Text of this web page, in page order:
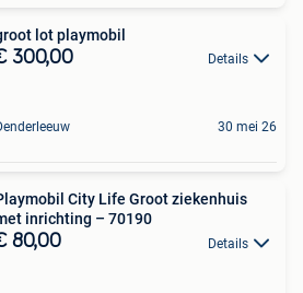
lot playmobil
300,00 Details
30 mei 26
City Life Groot ziekenhuis
inrichting – 70190
80,00 Details